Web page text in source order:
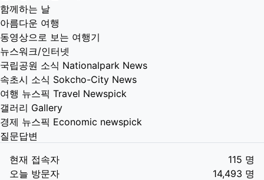
함께하는 날
아름다운 여행
동영상으로 보는 여행기
뉴스워크/인터넷
국립공원 소식 Nationalpark News
속초시 소식 Sokcho-City News
여행 뉴스픽 Travel Newspick
갤러리 Gallery
경제 뉴스픽 Economic newspick
질문답변
현재 접속자
115 명
오늘 방문자
14,493 명